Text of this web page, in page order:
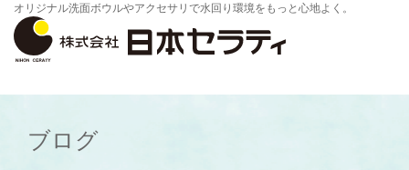
オリジナル洗面ボウルやアクセサリで水回り環境をもっと心地よく。
ブログ